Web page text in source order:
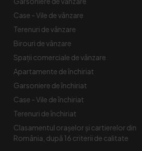
Case - Vile de vânzare
Terenuri de vânzare
Birouri de vânzare
Spaţii comerciale de vânzare
Apartamente de închiriat
Garsoniere de închiriat
Case - Vile de închiriat
Terenuri de închiriat
Clasamentul orașelor și cartierelor din
România, după 16 criterii de calitate